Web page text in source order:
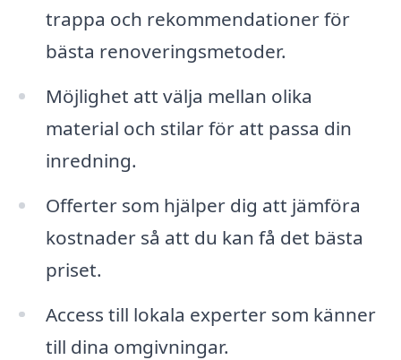
trappa och rekommendationer för
bästa renoveringsmetoder.
Möjlighet att välja mellan olika
material och stilar för att passa din
inredning.
Offerter som hjälper dig att jämföra
kostnader så att du kan få det bästa
priset.
Access till lokala experter som känner
till dina omgivningar.